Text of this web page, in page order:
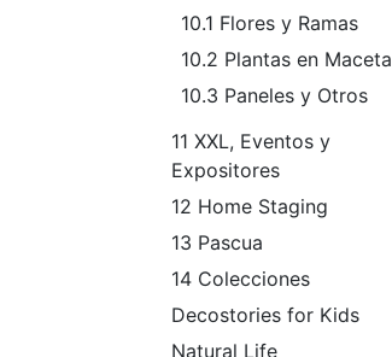
10.1 Flores y Ramas
10.2 Plantas en Maceta
10.3 Paneles y Otros
11 XXL, Eventos y
Expositores
12 Home Staging
13 Pascua
14 Colecciones
Decostories for Kids
Natural Life